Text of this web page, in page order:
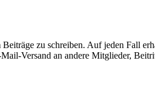
zu schreiben. Auf jeden Fall
Versand an andere Mitglieder,